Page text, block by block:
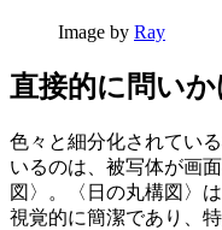
Image by Ray
直接的に問い
色々と細分化されてい
いるのは、被写体が画
図〉。〈日の丸構図〉
視覚的に簡潔であり、